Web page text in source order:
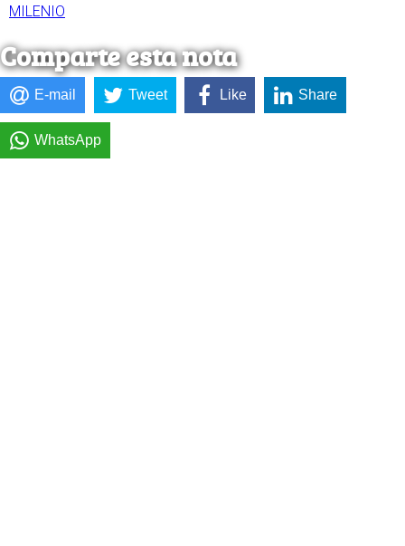
MILENIO
Comparte esta nota
E-mail Tweet Like Share
WhatsApp